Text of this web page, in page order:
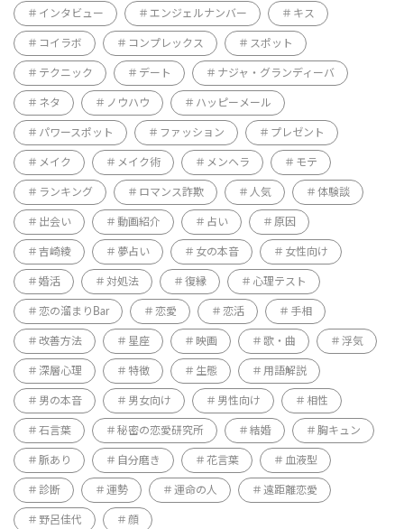
インタビュー エンジェルナンバー キス
コイラボ コンプレックス スポット
テクニック デート ナジャ・グランディーバ
ネタ ノウハウ ハッピーメール
パワースポット ファッション プレゼント
メイク メイク術 メンヘラ モテ
ランキング ロマンス詐欺 人気 体験談
出会い 動画紹介 占い 原因
吉崎綾 夢占い 女の本音 女性向け
婚活 対処法 復縁 心理テスト
恋の溜まりBar 恋愛 恋活 手相
改善方法 星座 映画 歌・曲 浮気
深層心理 特徴 生態 用語解説
男の本音 男女向け 男性向け 相性
石言葉 秘密の恋愛研究所 結婚 胸キュン
脈あり 自分磨き 花言葉 血液型
診断 運勢 運命の人 遠距離恋愛
野呂佳代 顔